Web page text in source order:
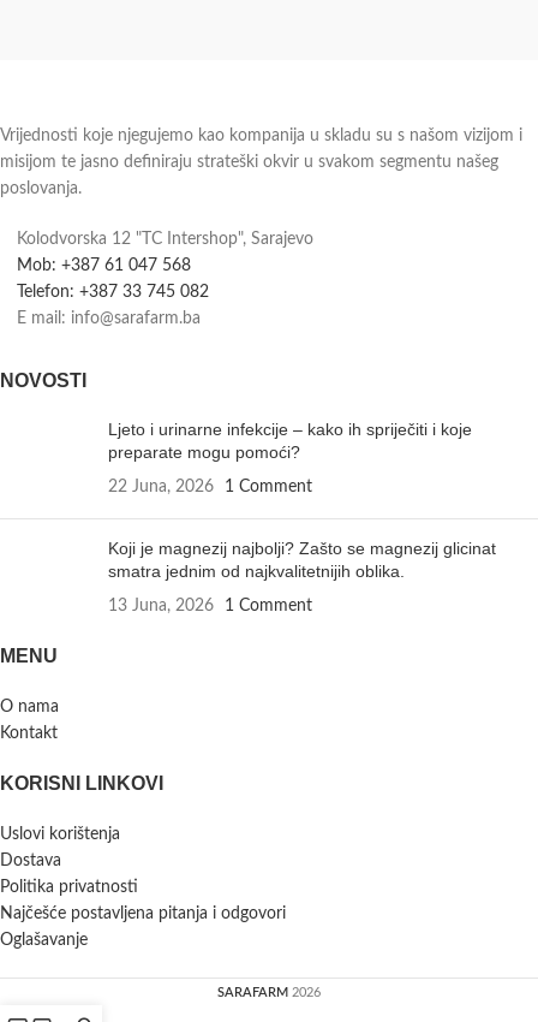
Vrijednosti koje njegujemo kao kompanija u skladu su s našom vizijom i
misijom te jasno definiraju strateški okvir u svakom segmentu našeg
poslovanja.
Kolodvorska 12 "TC Intershop", Sarajevo
Mob: +387 61 047 568
Telefon: +387 33 745 082
E mail: info@sarafarm.ba
NOVOSTI
Ljeto i urinarne infekcije – kako ih spriječiti i koje
preparate mogu pomoći?
22 Juna, 2026 1 Comment
Koji je magnezij najbolji? Zašto se magnezij glicinat
smatra jednim od najkvalitetnijih oblika.
13 Juna, 2026 1 Comment
MENU
O nama
Kontakt
KORISNI LINKOVI
Uslovi korištenja
Dostava
Politika privatnosti
Najčešće postavljena pitanja i odgovori
Oglašavanje
SARAFARM 2026